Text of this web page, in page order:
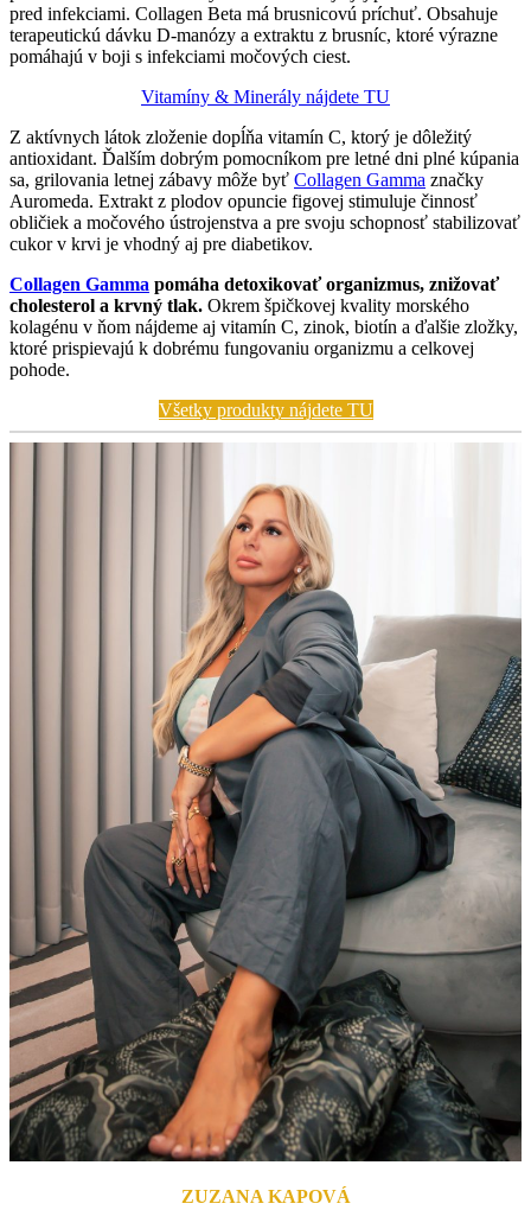
pred infekciami. Collagen Beta má brusnicovú príchuť. Obsahuje
terapeutickú dávku D-manózy a extraktu z brusníc, ktoré výrazne
pomáhajú v boji s infekciami močových ciest.
Vitamíny & Minerály nájdete TU
Z aktívnych látok zloženie dopĺňa vitamín C, ktorý je dôležitý
antioxidant. Ďalším dobrým pomocníkom pre letné dni plné kúpania
sa, grilovania letnej zábavy môže byť Collagen Gamma značky
Auromeda. Extrakt z plodov opuncie figovej stimuluje činnosť
obličiek a močového ústrojenstva a pre svoju schopnosť stabilizovať
cukor v krvi je vhodný aj pre diabetikov.
Collagen Gamma pomáha detoxikovať organizmus, znižovať
cholesterol a krvný tlak. Okrem špičkovej kvality morského
kolagénu v ňom nájdeme aj vitamín C, zinok, biotín a ďalšie zložky,
ktoré prispievajú k dobrému fungovaniu organizmu a celkovej
pohode.
Všetky produkty nájdete TU
ZUZANA KAPOVÁ